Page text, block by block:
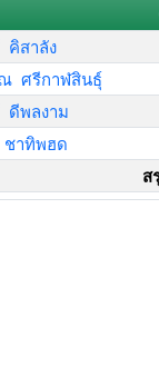
คิสาลัง
ศรีกาฬสินธุ์
ดีพลงาม
ชาทิพฮด
ส